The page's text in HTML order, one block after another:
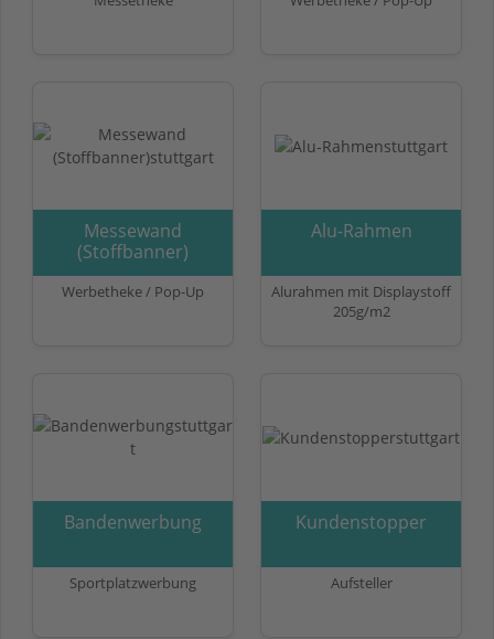
Messewand
(Stoffbanner)
Werbetheke / Pop-Up
Alu-Rahmen
Alurahmen mit Displaystoff
205g/m2
Bandenwerbung
Sportplatzwerbung
Kundenstopper
Aufsteller